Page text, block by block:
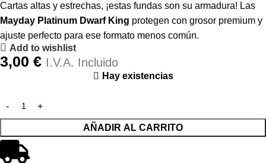
Cartas altas y estrechas, ¡estas fundas son su armadura! Las
Mayday Platinum Dwarf King protegen con grosor premium y
ajuste perfecto para ese formato menos común.
Add to wishlist
3,00 € I.V.A. Incluido
Hay existencias
AÑADIR AL CARRITO